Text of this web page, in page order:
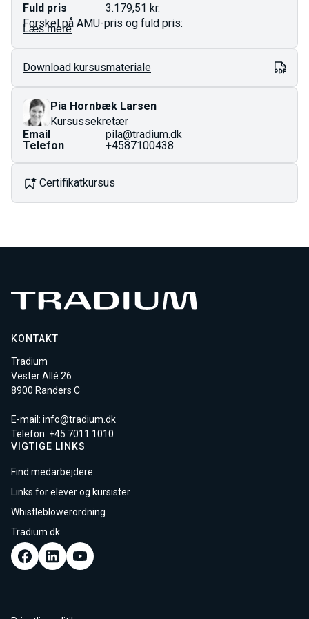
Fuld pris
3.179,51 kr.
Forskel på AMU-pris og fuld pris:
AMU-pris gælder for ufaglærte og faglærte.
Fuld pris er den totale pris for kurset og gælder som
regel dig med en videregående uddannelse.
Prisen på AMU-kurser er fastlagt i finansloven og kan
ændres ved årsskiftet.
Læs mere
Download kursusmateriale
Pia Hornbæk Larsen
Kursussekretær
Email
pila@tradium.dk
Telefon
+4587100438
Certifikatkursus
KONTAKT
Tradium
Vester Allé 26
8900 Randers C
E-mail: info@tradium.dk
Telefon: +45 7011 1010
VIGTIGE LINKS
Find medarbejdere
Links for elever og kursister
Whistleblowerordning
Tradium.dk